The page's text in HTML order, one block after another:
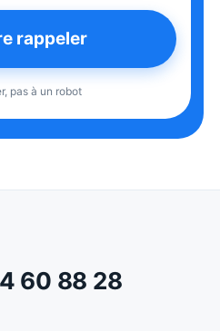
rappeler
pas à un robot
60 88 28